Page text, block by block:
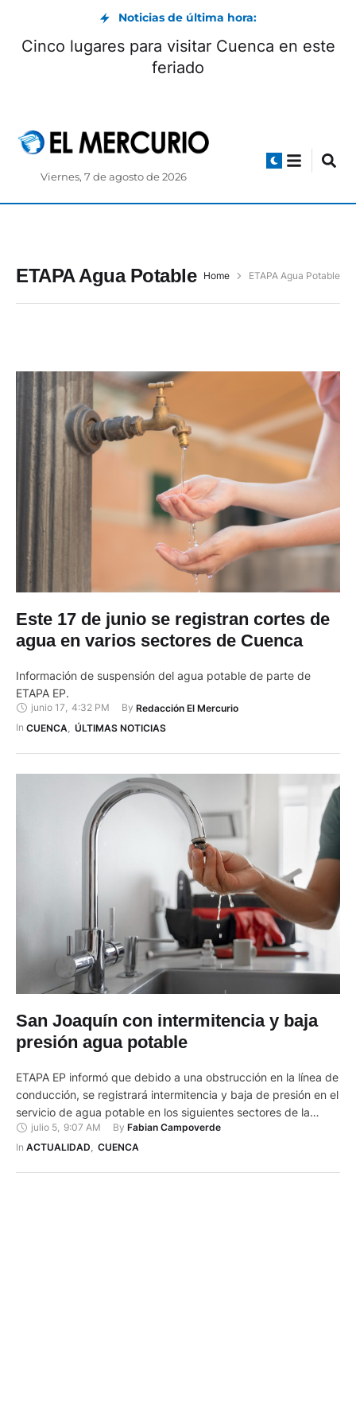
Noticias de última hora:
Cinco lugares para visitar Cuenca en este
feriado
Viernes, 7 de agosto de 2026
ETAPA Agua Potable Home ETAPA Agua Potable
Este 17 de junio se registran cortes de
agua en varios sectores de Cuenca
Información de suspensión del agua potable de parte de
ETAPA EP.
junio 17, 4:32 PM By Redacción El Mercurio
In CUENCA ÚLTIMAS NOTICIAS
San Joaquín con intermitencia y baja
presión agua potable
ETAPA EP informó que debido a una obstrucción en la línea de
conducción, se registrará intermitencia y baja de presión en el
servicio de agua potable en los siguientes sectores de la
parroquia San Joaquín: Autopista Cuenca-Molleturo-Naranjal,
Río Tomebamba, De La Pimienta, Entrada a Los Bomberos,
julio 5 9:07 AM By Fabian Campoverde
In ACTUALIDAD, CUENCA